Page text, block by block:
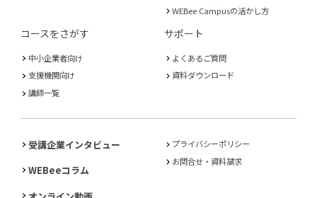
WEBee Campusの活かし方
コースをさがす
中小企業者向け
支援機関向け
講師一覧
サポート
よくあるご質問
資料ダウンロード
受講企業インタビュー
WEBeeコラム
プライバシーポリシー
お問合せ・資料請求